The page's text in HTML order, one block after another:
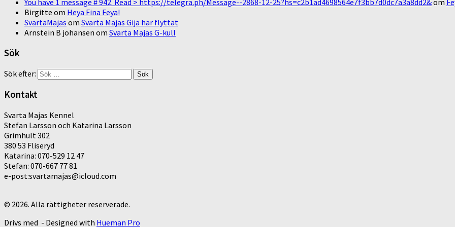
You have 1 message # 942. Read > https://telegra.ph/Message--2868-12-25?hs=c2b1ad4698564e7f3bb7d0dc7a3a8dd2&om
Birgitte om Heya Fina Feya!
SvartaMajas om Svarta Majas Gija har flyttat
Arnstein B johansen om Svarta Majas G-kull
Sök
Sök efter:
Kontakt
Svarta Majas Kennel
Stefan Larsson och Katarina Larsson
Grimhult 302
380 53 Fliseryd
Katarina: 070-529 12 47
Stefan: 070-667 77 81
e-post:svartamajas@icloud.com
© 2026. Alla rättigheter reserverade.
Drivs med - Designed with Hueman Pro